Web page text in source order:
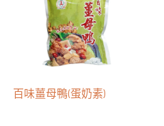
百味薑母鴨(蛋奶素)